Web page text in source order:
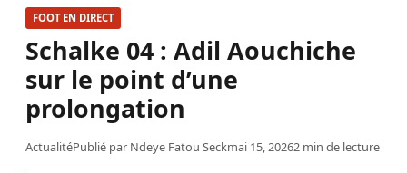
FOOT EN DIRECT
Schalke 04 : Adil Aouchiche
sur le point d’une
prolongation
ActualitéPublié par Ndeye Fatou Seckmai 15, 20262 min de lecture